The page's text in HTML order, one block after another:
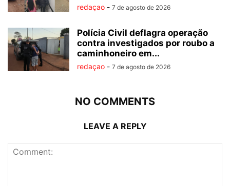
redaçao - 7 de agosto de 2026
Polícia Civil deflagra operação
contra investigados por roubo a
caminhoneiro em...
redaçao - 7 de agosto de 2026
NO COMMENTS
LEAVE A REPLY